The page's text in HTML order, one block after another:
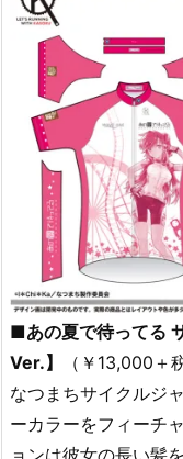
■あの夏で待ってる
Ver.】
（￥13,000＋
なつまちサイクルジ
ーカラーをフィーチ
ョンは彼女の長い髪